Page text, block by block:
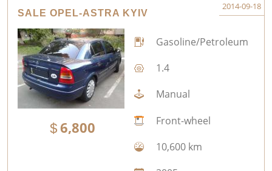
SALE OPEL-ASTRA KYIV
2014-09-18
6,800
Gasoline/Petroleum
1.4
Manual
Front-wheel
10,600 km